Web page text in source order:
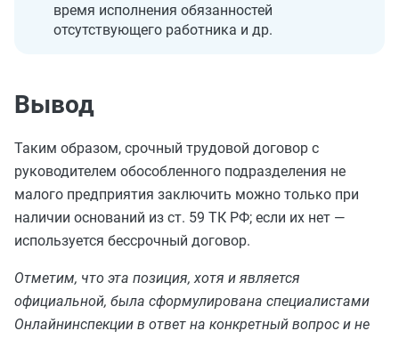
время исполнения обязанностей
отсутствующего работника и др.
Вывод
Таким образом, срочный трудовой договор с
руководителем обособленного подразделения не
малого предприятия заключить можно только при
наличии оснований из ст. 59 ТК РФ; если их нет —
используется бессрочный договор.
Отметим, что эта позиция, хотя и является
официальной, была сформулирована специалистами
Онлайнинспекции в ответ на конкретный вопрос и не